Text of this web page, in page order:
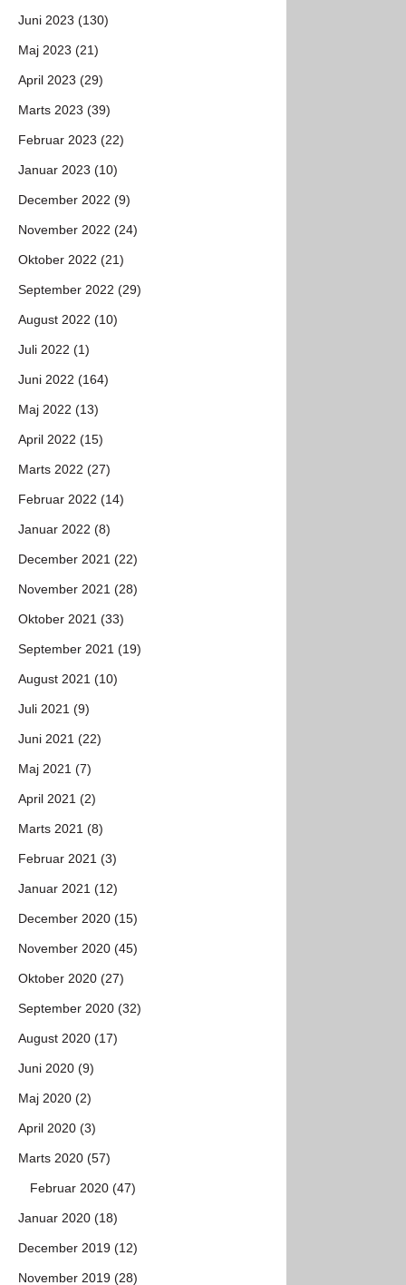
Juni 2023 (130)
Maj 2023 (21)
April 2023 (29)
Marts 2023 (39)
Februar 2023 (22)
Januar 2023 (10)
December 2022 (9)
November 2022 (24)
Oktober 2022 (21)
September 2022 (29)
August 2022 (10)
Juli 2022 (1)
Juni 2022 (164)
Maj 2022 (13)
April 2022 (15)
Marts 2022 (27)
Februar 2022 (14)
Januar 2022 (8)
December 2021 (22)
November 2021 (28)
Oktober 2021 (33)
September 2021 (19)
August 2021 (10)
Juli 2021 (9)
Juni 2021 (22)
Maj 2021 (7)
April 2021 (2)
Marts 2021 (8)
Februar 2021 (3)
Januar 2021 (12)
December 2020 (15)
November 2020 (45)
Oktober 2020 (27)
September 2020 (32)
August 2020 (17)
Juni 2020 (9)
Maj 2020 (2)
April 2020 (3)
Marts 2020 (57)
Februar 2020 (47)
Januar 2020 (18)
December 2019 (12)
November 2019 (28)